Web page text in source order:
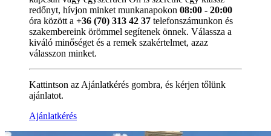
redőnyt, hívjon minket munkanapokon 08:00 - 20:00
óra között a +36 (70) 313 42 37 telefonszámunkon és
szakembereink örömmel segítenek önnek. Válassza a
kiváló minőséget és a remek szakértelmet, azaz
válasszon minket.
Kattintson az Ajánlatkérés gombra, és kérjen tőlünk
ajánlatot.
Ajánlatkérés